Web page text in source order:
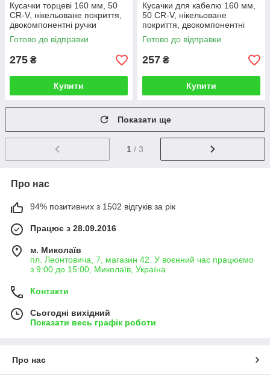
Кусачки торцеві 160 мм, 50
CR-V, нікельоване покриття,
двокомпонентні ручки
HAISSER
Готово до відправки
275 ₴
Купити
Кусачки для кабелю 160 мм,
50 CR-V, нікельоване
покриття, двокомпонентні
ручки HAISSER 119074
Готово до відправки
257 ₴
Купити
Показати ще
1 / 3
Про нас
94% позитивних з 1502 відгуків за рік
Працює з 28.09.2016
м. Миколаїв
пл. Леонтовича, 7, магазин 42. У воєнний час працюємо
з 9:00 до 15:00, Миколаїв, Україна
Контакти
Сьогодні вихідний
Показати весь графік роботи
Про нас